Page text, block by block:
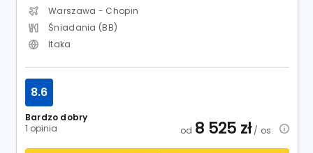
Warszawa - Chopin
Śniadania (BB)
Itaka
Bardzo dobry
1 opinia
8.6
od 8 525 zł/ os.